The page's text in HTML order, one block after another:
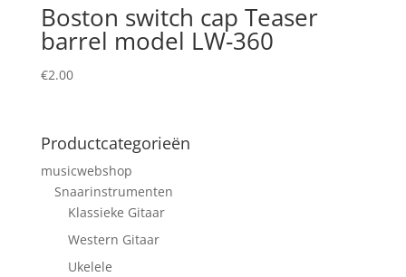
Boston switch cap Teaser
barrel model LW-360
€2.00
Productcategorieën
musicwebshop
Snaarinstrumenten
Klassieke Gitaar
Western Gitaar
Ukelele